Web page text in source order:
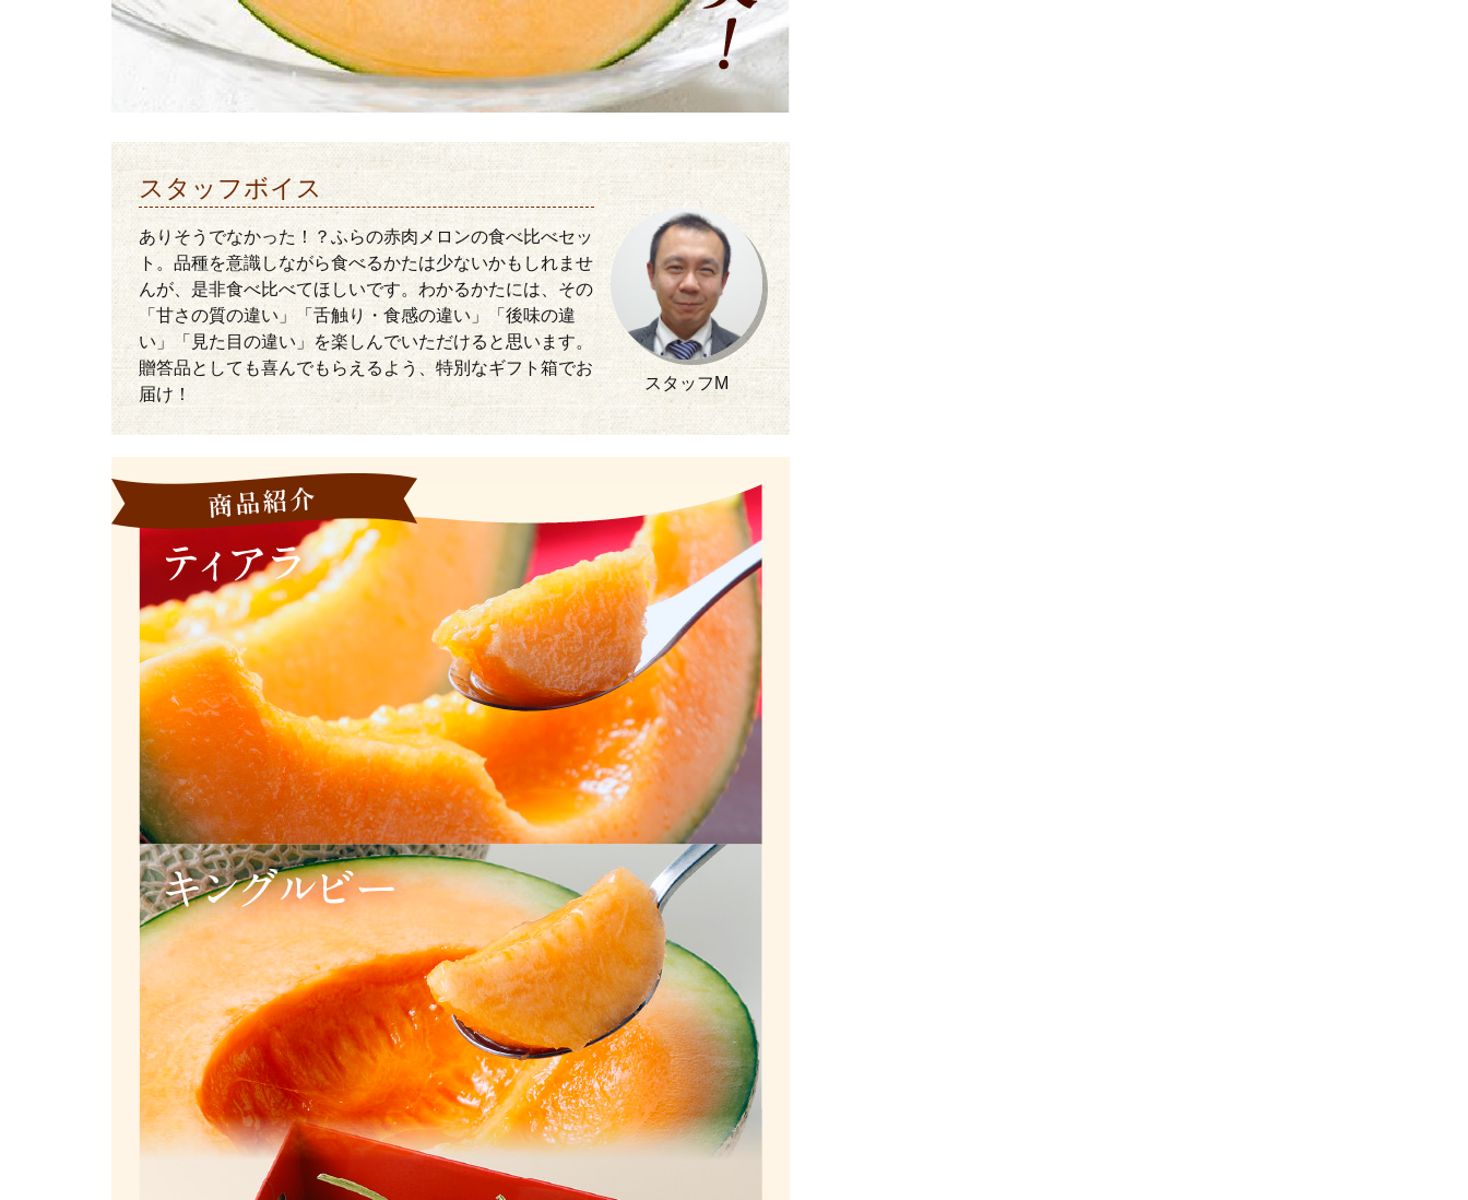
スタッフボイス
ありそうでなかった！？ふらの赤肉メロンの食べ比べセッ
ト。品種を意識しながら食べるかたは少ないかもしれませ
んが、是非食べ比べてほしいです。わかるかたには、その
「甘さの質の違い」「舌触り・食感の違い」「後味の違
い」「見た目の違い」を楽しんでいただけると思います。
贈答品としても喜んでもらえるよう、特別なギフト箱でお
届け！
スタッフM